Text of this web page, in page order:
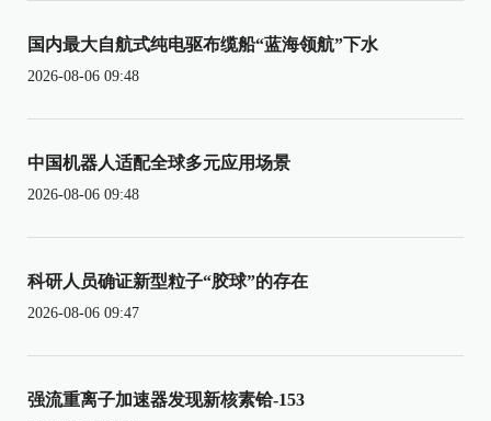
国内最大自航式纯电驱布缆船“蓝海领航”下水
2026-08-06 09:48
中国机器人适配全球多元应用场景
2026-08-06 09:48
科研人员确证新型粒子“胶球”的存在
2026-08-06 09:47
强流重离子加速器发现新核素铪-153